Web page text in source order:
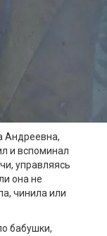
Андреевна,
и вспоминал
управляясь
она не
чинила или
бабушки,